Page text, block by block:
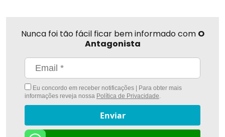
Nunca foi tão fácil ficar bem informado com O
Antagonista
Eu concordo em receber notificações | Para obter mais
informações reveja nossa Política de Privacidade.
Enviar